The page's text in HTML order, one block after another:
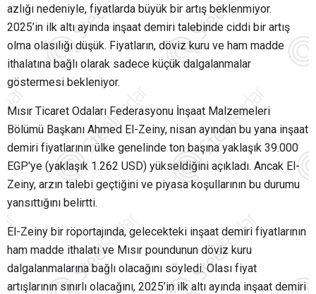
azlığı nedeniyle, fiyatlarda büyük bir artış beklenmiyor.
2025’in ilk altı ayında inşaat demiri talebinde ciddi bir artış
olma olasılığı düşük. Fiyatların, döviz kuru ve ham madde
ithalatına bağlı olarak sadece küçük dalgalanmalar
göstermesi bekleniyor.
Mısır Ticaret Odaları Federasyonu İnşaat Malzemeleri
Bölümü Başkanı Ahmed El-Zeiny, nisan ayından bu yana inşaat
demiri fiyatlarının ülke genelinde ton başına yaklaşık 39.000
EGP'ye (yaklaşık 1.262 USD) yükseldiğini açıkladı. Ancak El-
Zeiny, arzın talebi geçtiğini ve piyasa koşullarının bu durumu
yansıttığını belirtti.
El-Zeiny bir röportajında, gelecekteki inşaat demiri fiyatlarının
ham madde ithalatı ve Mısır poundunun döviz kuru
dalgalanmalarına bağlı olacağını söyledi. Olası fiyat
artışlarının sınırlı olacağını, 2025’in ilk altı ayında inşaat demiri